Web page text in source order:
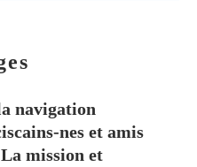
navigation
nes et amis
mission et